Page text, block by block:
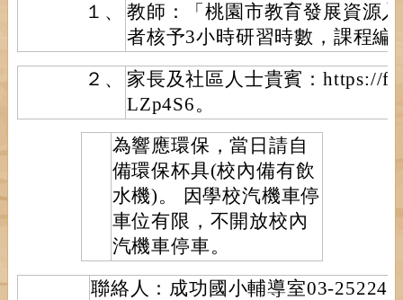
１、
教師：「桃園市教育發展資源
者核予3小時研習時數，課程編
２、
家長及社區人士貴賓：https://
LZp4S6。
為響應環保，當日請自
備環保杯具(校內備有飲
水機)。 因學校汽機車停
車位有限，不開放校內
汽機車停車。
聯絡人：成功國小輔導室03-